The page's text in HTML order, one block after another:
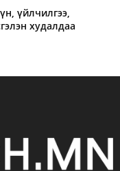
үйлчилгээ,
худалдаа